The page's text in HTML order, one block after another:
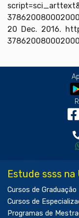
20 Dec. 2016.
Estude ssss na
Cursos de Graduação
Cursos de
Programas de